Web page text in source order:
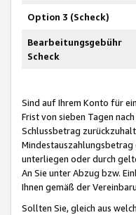
Option 3 (Scheck)
Bearbeitungsgebühr
Scheck
Sind auf Ihrem Konto für
Frist von sieben Tagen
Schlussbetrag
unterliegen oder durch
An Sie unter Abzug bzw.
Ihnen gemäß der
Sollten Sie, gleich aus